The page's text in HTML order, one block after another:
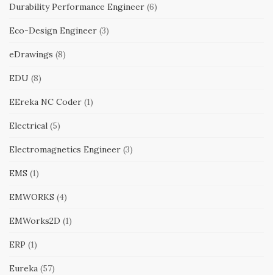
Durability Performance Engineer (6)
Eco-Design Engineer (3)
eDrawings (8)
EDU (8)
EEreka NC Coder (1)
Electrical (5)
Electromagnetics Engineer (3)
EMS (1)
EMWORKS (4)
EMWorks2D (1)
ERP (1)
Eureka (57)